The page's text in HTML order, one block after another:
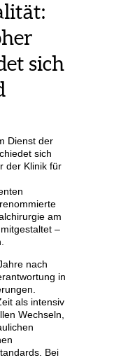
sich
Dienst der
sich
der Klinik für
am
–
nach
in
als intensiv
Wechseln,
Bei